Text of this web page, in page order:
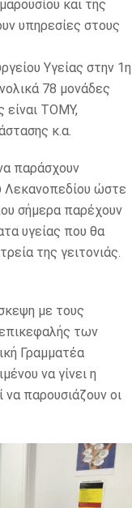
και της
υπηρεσίες στους
Υγείας στην 1η
78 μονάδες
είναι ΤΟΜΥ,
κ.α.
παράσχουν
Λεκανοπεδίου ώστε
σήμερα παρέχουν
υγείας που θα
της γειτονιάς.
με τους
των
Γραμματέα
να γίνει η
παρουσιάζουν οι